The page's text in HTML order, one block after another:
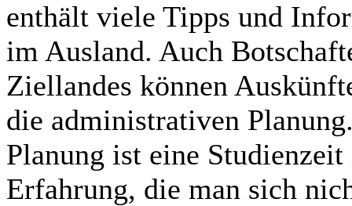
enthält viele Tipps und
im Ausland. Auch
Ziellandes können
die administrativen
Planung ist eine
Erfahrung, die man sich